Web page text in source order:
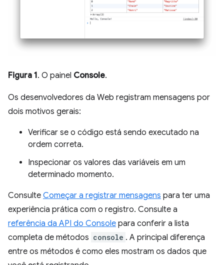
Figura 1. O painel Console.
Os desenvolvedores da Web registram mensagens por
dois motivos gerais:
Verificar se o código está sendo executado na
ordem correta.
Inspecionar os valores das variáveis em um
determinado momento.
Consulte Começar a registrar mensagens para ter uma
experiência prática com o registro. Consulte a
referência da API do Console para conferir a lista
completa de métodos console . A principal diferença
entre os métodos é como eles mostram os dados que